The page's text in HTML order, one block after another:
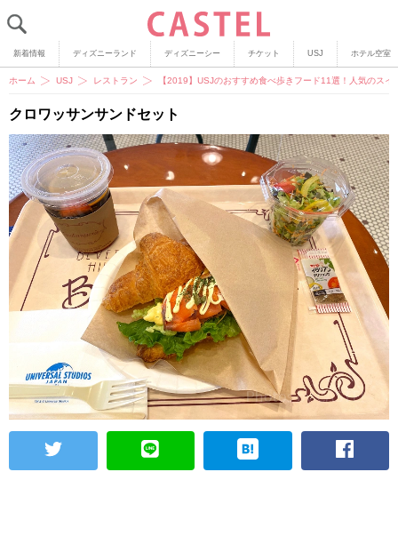
新着情報 ディズニーランド ディズニーシー チケット USJ ホテル空室
ホーム USJ レストラン 【2019】USJのおすすめ食べ歩きフード11選！人気のス
クロワッサンサンドセット